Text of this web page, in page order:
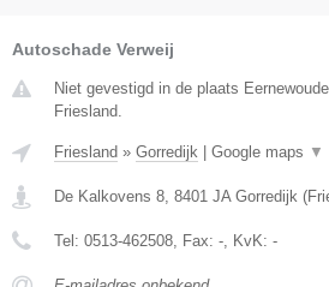
Autoschade Verweij
Niet gevestigd in de plaats
Friesland.
Friesland » Gorredijk | Google maps ▼
De Kalkovens 8 8401 JA Gorredijk (
Tel: 0513-462508 , Fax: - , KvK: -